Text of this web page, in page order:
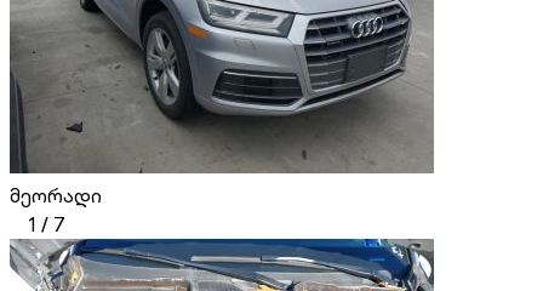
მეორადი
1 / 7